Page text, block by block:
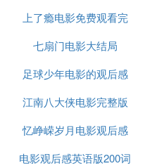
仁泰拍摄，主演梁朝伟,
罗宾,梁天,乐韵，的喜剧
一战中落败，从此与黄
弟阿伟（梁朝伟 饰）
达华 饰）和师姐大波
苏茜其实也是一个老
上了瘾电影免费观看完
整版
七扇门电影大结局
足球少年电影的观后感
50
江南八大侠电影完整版
哔哩
忆峥嵘岁月电影观后感
600
电影观后感英语版200词